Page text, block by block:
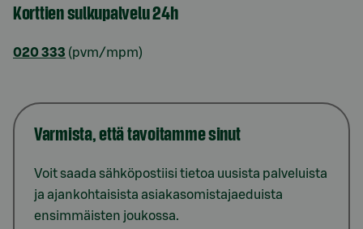
Korttien sulkupalvelu 24h
020 333 (pvm/mpm)
Varmista, että tavoitamme sinut
Voit saada sähköpostiisi tietoa uusista palveluista
ja ajankohtaisista asiakasomistajaeduista
ensimmäisten joukossa.